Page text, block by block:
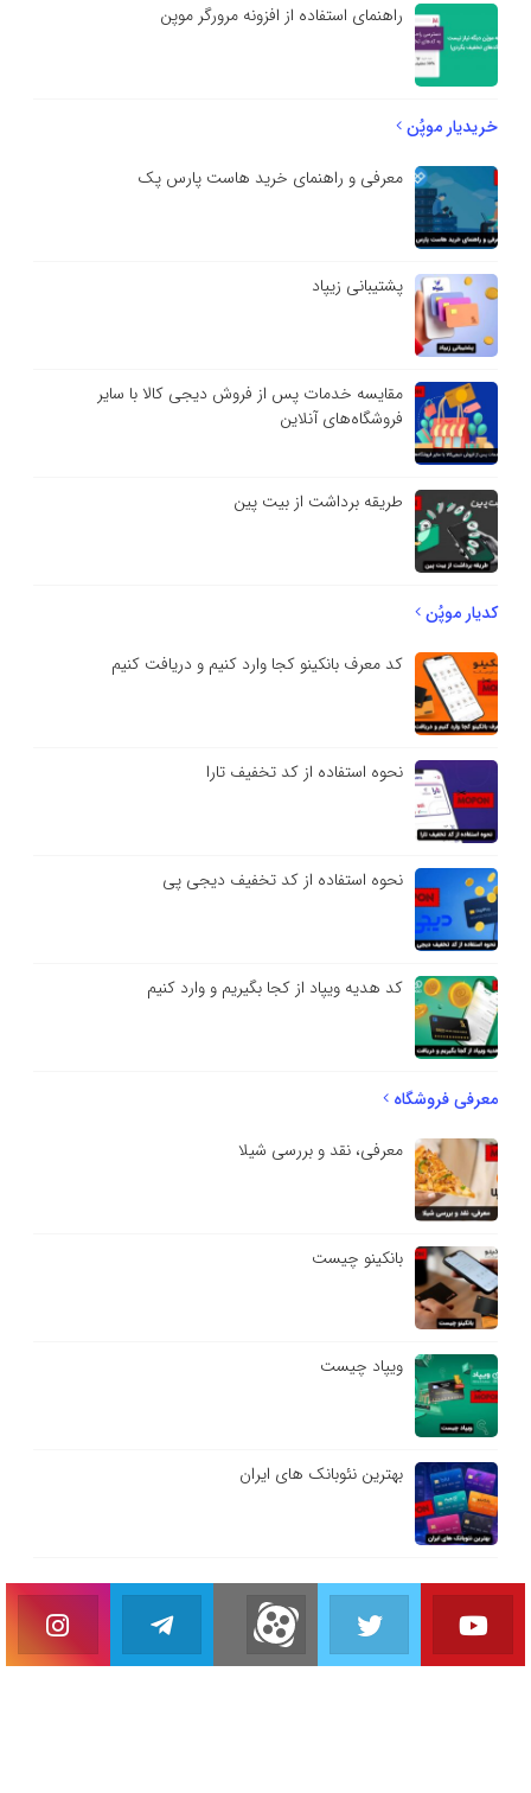
راهنمای استفاده از افزونه مرورگر موپن
خریدیار موپُن
معرفی و راهنمای خرید هاست پارس پک
پشتیبانی زیپاد
مقایسه خدمات پس از فروش دیجی کالا با سایر
فروشگاه‌های آنلاین
طریقه برداشت از بیت پین
کدیار موپُن
کد معرف بانکینو کجا وارد کنیم و دریافت کنیم
نحوه استفاده از کد تخفیف تارا
نحوه استفاده از کد تخفیف دیجی پی
کد هدیه ویپاد از کجا بگیریم و وارد کنیم
معرفی فروشگاه
معرفی، نقد و بررسی شیلا
بانکینو چیست
ویپاد چیست
بهترین نئوبانک های ایران